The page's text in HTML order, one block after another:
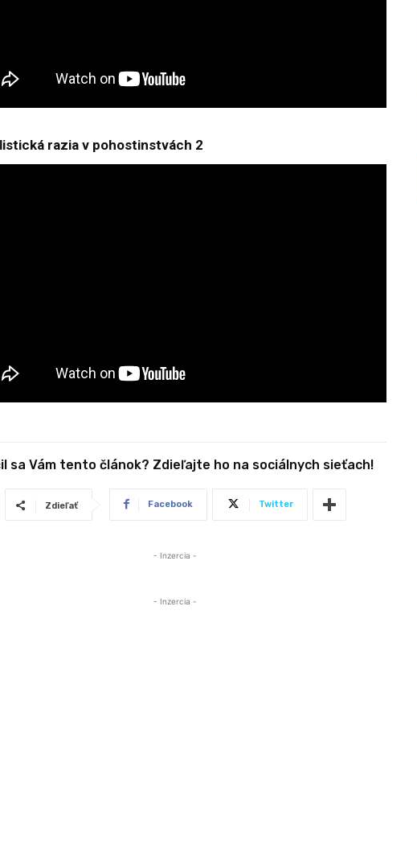
razia v pohostinstvách 2
sa Vám tento článok? Zdieľajte ho na sociálnych sieťach!
Zdieľať Facebook Twitter
- Inzercia -
- Inzercia -